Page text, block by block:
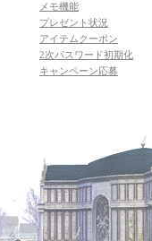
メモ機能
プレゼント状況
アイテムクーポン
2次パスワード初期化
キャンペーン応募